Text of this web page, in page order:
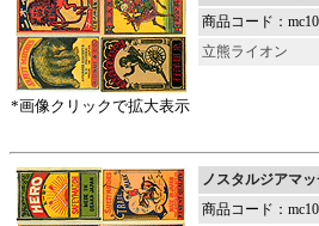
*画像クリックで拡大表示
商品コード：
立熊ライオン
ノスタルジア
商品コード：